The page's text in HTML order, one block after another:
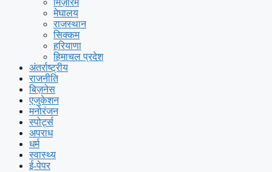
मिज़ोरम
मेघालय
राजस्थान
सिक्कम
हरियाणा
हिमाचल प्रदेश
अंतर्राष्ट्रीय
राजनीति
बिज़नेस
एजुकेशन
मनोरंजन
स्पोर्ट्स
अपराध
धर्म
स्वास्थ्य
ई-पेपर